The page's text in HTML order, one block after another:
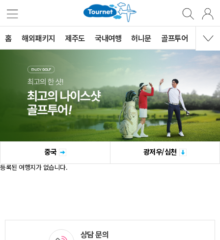
홈 해외패키지 제주도 국내여행 허니문 골프투어 MVG
중국 광저우/심천
등록된 여행지가 없습니다.
상담 문의